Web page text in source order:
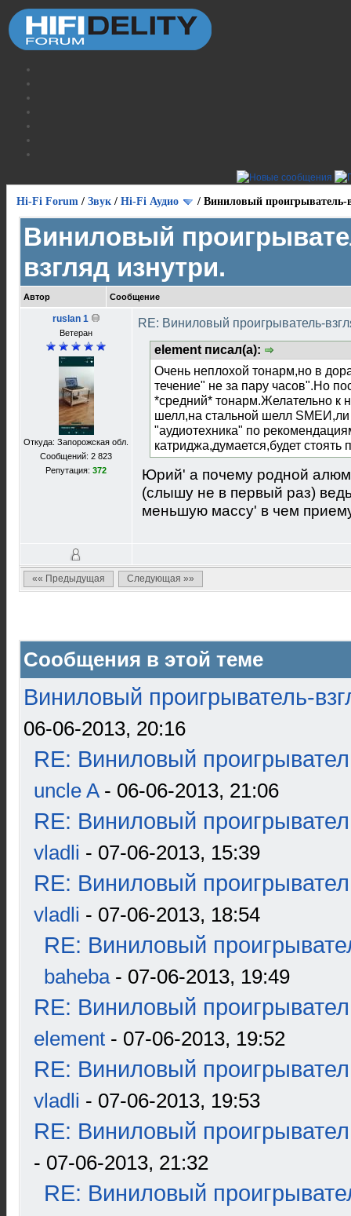
Hi-Fi Forum / Звук / Hi-Fi Аудио / Виниловый проигрыватель-
Виниловый
взгляд изнутри.
Автор Сообщение
ruslan 1
Ветеран
Откуда: Запорожская обл.
Сообщений: 2 823
Репутация: 372
RE: Виниловый проигрыватель-
element писал(а):
Очень неплохой тонарм,но в
течение" не за пару часов".Но
*средний* тонарм.Желательно к
шелл,на стальной шелл
"аудиотехника" по
катриджа,думается,будет
Юрий' а почему родной
(слышу не в первый раз)
меньшую массу' в чем
«« Предыдущая Следующая »»
Сообщения в этой теме
Виниловый проигрыватель-
06-06-2013, 20:16
RE: Виниловый
uncle A- 06-06-2013, 21:06
RE: Виниловый
vladli - 07-06-2013, 15:39
RE: Виниловый
vladli - 07-06-2013, 18:54
RE: Виниловый
baheba- 07-06-2013, 19:49
RE: Виниловый
element - 07-06-2013, 19:52
RE: Виниловый
vladli - 07-06-2013, 19:53
RE: Виниловый
- 07-06-2013, 21:32
RE: Виниловый